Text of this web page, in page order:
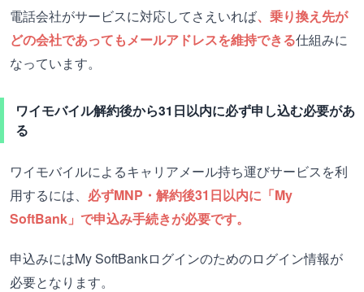
電話会社がサービスに対応してさえいれば、乗り換え先が
どの会社であってもメールアドレスを維持できる仕組みに
なっています。
ワイモバイル解約後から31日以内に必ず申し込む必要があ
る
ワイモバイルによるキャリアメール持ち運びサービスを利
用するには、 必ずMNP・解約後31日以内に「My
SoftBank」で申込み手続きが必要です。
申込みにはMy SoftBankログインのためのログイン情報が
必要となります。